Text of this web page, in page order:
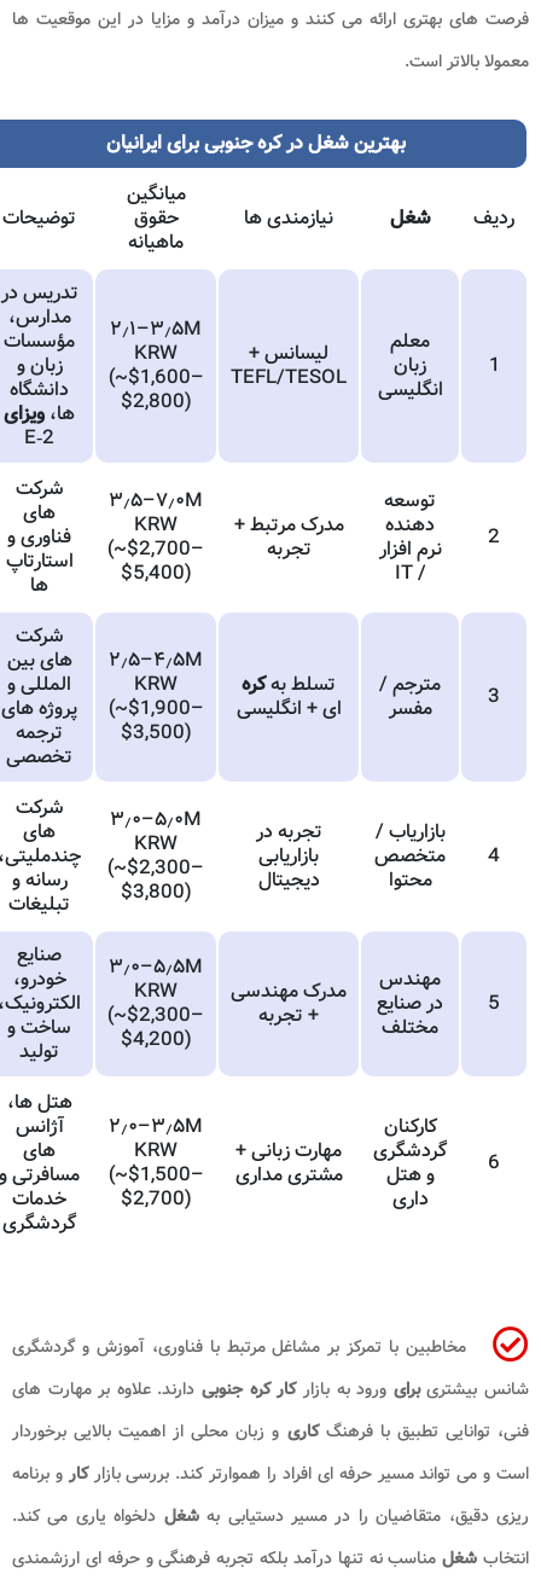
های بهتری ارائه می کنند و میزان درآمد و مزایا در این موقعیت ها
بالاتر است.
بهترین شغل در کره جنوبی برای ایرانیان
ردیف شغل نیازمندی ها
میانگین
حقوق
ماهیانه
توضیحات
معلم
زبان
انگلیسی
لیسانس +
TEFL/TESOL
۲٫۱–۳٫۵M
KRW
(~$1,600–
$2,800)
تدریس در
مدارس،
مؤسسات
زبان و
دانشگاه
ها،ویزای
E‑2
توسعه
دهنده
نرم افزار
مدرک مرتبط +
تجربه
۳٫۵–۷٫۰M
KRW
(~$2,700–
$5,400)
شرکت
های
فناوری و
استارتاپ
ها
مترجم /
مفسر
تسلط بهکره
ای + انگلیسی
۲٫۵–۴٫۵M
KRW
(~$1,900–
$3,500)
شرکت
های بین
المللی و
پروژه های
ترجمه
تخصصی
بازاریاب /
متخصص
محتوا
تجربه در
بازاریابی
دیجیتال
۳٫۰–۵٫۰M
KRW
(~$2,300–
$3,800)
شرکت
های
چندملیتی،
رسانه و
تبلیغات
مهندس
در صنایع
مختلف
مدرک مهندسی
+ تجربه
۳٫۰–۵٫۵M
KRW
(~$2,300–
$4,200)
صنایع
خودرو،
الکترونیک،
ساخت و
تولید
کارکنان
گردشگری
و هتل
داری
مهارت زبانی +
مشتری مداری
۲٫۰–۳٫۵M
KRW
(~$1,500–
$2,700)
هتل ها،
آژانس
های
مسافرتی و
خدمات
گردشگری
مخاطبین با تمرکز بر مشاغل مرتبط با فناوری، آموزش و گردشگری
بیشتریبرایورود به بازارکار کره جنوبیدارند. علاوه بر مهارت های
توانایی تطبیق با فرهنگکاریو زبان محلی از اهمیت بالایی برخوردار
و می تواند مسیر حرفه ای افراد را هموارتر کند. بررسی بازارکارو برنامه
دقیق، متقاضیان را در مسیر دستیابی بهشغلدلخواه یاری می کند.
شغلمناسب نه تنها درآمد بلکه تجربه فرهنگی و حرفه ای ارزشمندی